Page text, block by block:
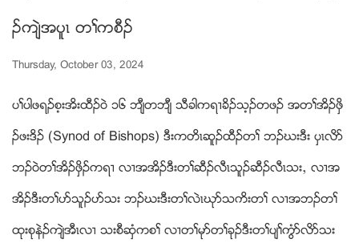
ဥက်ဲအပူၚ တႈကစီဥ
Thursday, October 03, 2024
ပႈပါဖရဥစ့းအိးထီဥ၀ဲ ၁၆ ဘ်ီတဘ်ီ သီခါကရ႕ခိဥသ့ဥတဖဥ အတႈအိဥဖွိ
ဥဖးဒိဥ (Synod of Bishops) ဒီးကတိၚဆူဥထီဥတႈ ဘဥဃးဒီး ပွၚလိဏ
ဘဥ၀ဲတႈအိဥဖွိဥကရ႕ လ႕အအိဥဒီးတႈဆီဥလီၚသူဥဆီဥလီၚသးယ လ႕အ
အိဥဒီးတႈပဏသူဥပဏသး ဘဥဃးဒီးတႈလဲၚဃုဏသကိးတႈ လ႕အဘဥတႈ
ထုးစုနဲဥက်ဲအီၚလ႕ သးစီဆွံကစႈ လ႕တႈမုဏတႈခုဥဒီးတႈပ်ႈကြံဏလိဏသး